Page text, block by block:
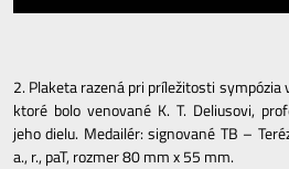
2. Plaketa razená pri príležitosti
ktoré bolo venované K. T. Deliusovi,
jeho dielu. Medailér: signované TB –
a., r., paT, rozmer 80 mm x 55 mm.